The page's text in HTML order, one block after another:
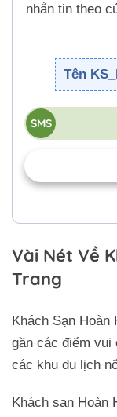
nhắn tin theo
Tên
Vài Nét Về
Trang
Khách Sạn Hoàn
gần các điểm
các khu du lịch
Khách sạn Hoàn